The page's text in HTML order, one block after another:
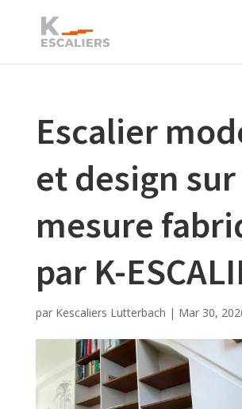
Escalier
et design sur
mesure
par K-
par Kescaliers Lutterbach | Mar 30,